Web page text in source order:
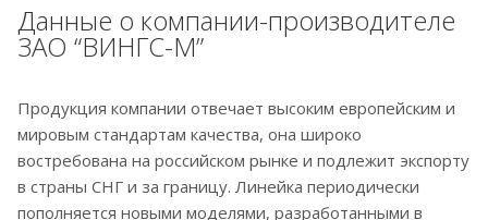
Данные о компании-производителе
ЗАО “ВИНГС-М”
Продукция компании отвечает высоким европейским и
мировым стандартам качества, она широко
востребована на российском рынке и подлежит экспорту
в страны СНГ и за границу. Линейка периодически
пополняется новыми моделями, разработанными в